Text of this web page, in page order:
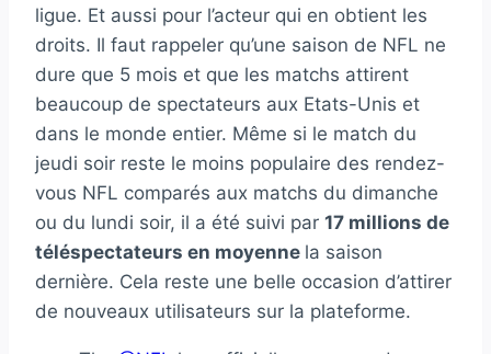
ligue. Et aussi pour l’acteur qui en obtient les
droits. Il faut rappeler qu’une saison de NFL ne
dure que 5 mois et que les matchs attirent
beaucoup de spectateurs aux Etats-Unis et
dans le monde entier. Même si le match du
jeudi soir reste le moins populaire des rendez-
vous NFL comparés aux matchs du dimanche
ou du lundi soir, il a été suivi par 17 millions de
téléspectateurs en moyenne la saison
dernière. Cela reste une belle occasion d’attirer
de nouveaux utilisateurs sur la plateforme.